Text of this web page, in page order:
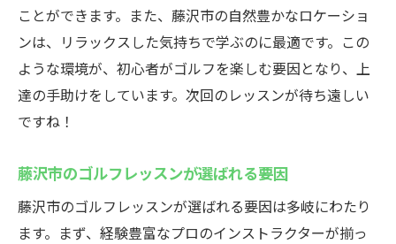
ことができます。また、藤沢市の自然豊かなロケーショ
ンは、リラックスした気持ちで学ぶのに最適です。この
ような環境が、初心者がゴルフを楽しむ要因となり、上
達の手助けをしています。次回のレッスンが待ち遠しい
ですね！
藤沢市のゴルフレッスンが選ばれる要因
藤沢市のゴルフレッスンが選ばれる要因は多岐にわたり
ます。まず、経験豊富なプロのインストラクターが揃っ